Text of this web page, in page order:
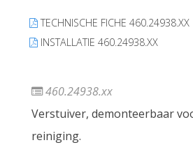
TECHNISCHE FICHE 460.24938.XX
INSTALLATIE 460.24938.XX
460.24938.xx
Verstuiver, demonteerbaar
reiniging.